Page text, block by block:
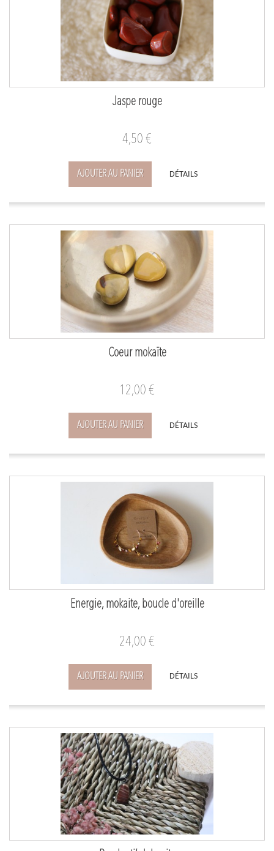
Jaspe rouge
4,50 €
AJOUTER AU PANIER DÉTAILS
Coeur mokaïte
12,00 €
AJOUTER AU PANIER DÉTAILS
Energie, mokaite, boucle d'oreille
24,00 €
AJOUTER AU PANIER DÉTAILS